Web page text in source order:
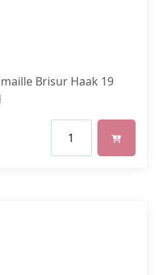
Brisur Haak 19